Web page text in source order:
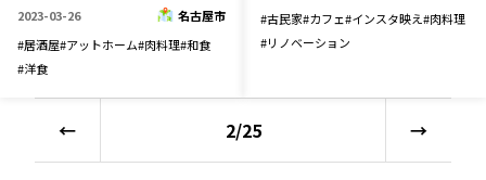
2023-03-26
名古屋市
#居酒屋#アットホーム#肉料理#和食
#洋食
#古民家#カフェ#インスタ映え#肉料理
#リノベーション
← 2/25 →